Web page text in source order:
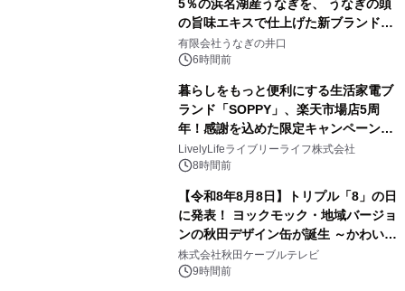
5％の浜名湖産うなぎを、 うなぎの頭
の旨味エキスで仕上げた新ブランド
「井口の誉」誕生
有限会社うなぎの井口
6時間前
暮らしをもっと便利にする生活家電ブ
ランド「SOPPY」、楽天市場店5周
年！感謝を込めた限定キャンペーンを
8月10日より開催
LivelyLifeライブリーライフ株式会社
8時間前
【令和8年8月8日】トリプル「8」の日
に発表！ ヨックモック・地域バージョ
ンの秋田デザイン缶が誕生 ～かわいい
秋田犬の子犬と秋田の四季と名所を巡
るパッケージ～ 9月1日(火)秋田県内で
株式会社秋田ケーブルテレビ
9時間前